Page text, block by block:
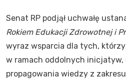
Senat RP podjął uchwałę
Rokiem Edukacji Zdrowotnej i
wyraz wsparcia dla tych,
w ramach oddolnych inicjatyw,
propagowania wiedzy z